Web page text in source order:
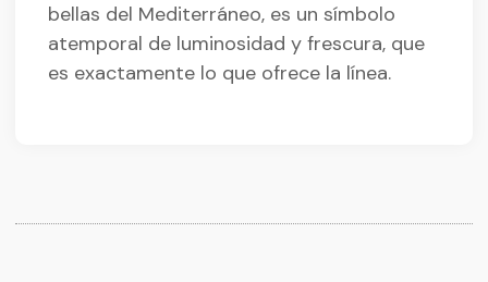
bellas del Mediterráneo, es un símbolo
atemporal de luminosidad y frescura, que
es exactamente lo que ofrece la línea.